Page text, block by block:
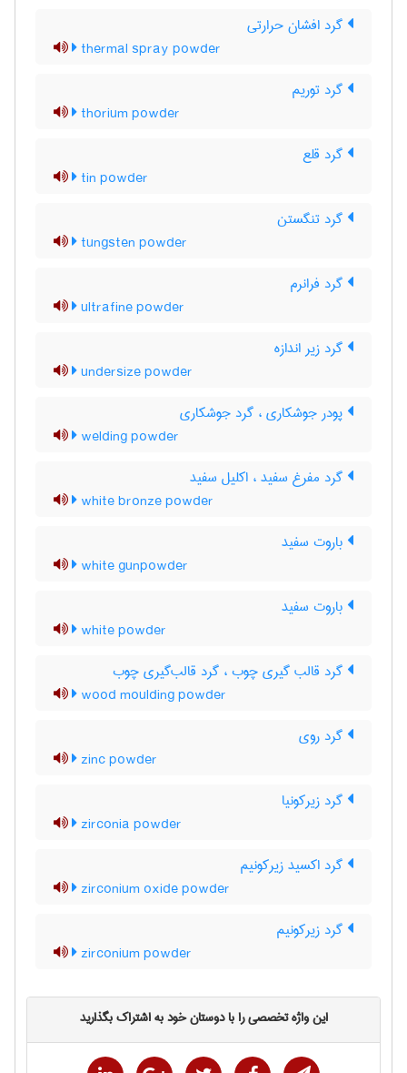
گرد افشان حرارتی
thermal spray powder
گرد توریم
thorium powder
گرد قلع
tin powder
گرد تنگستن
tungsten powder
گرد فرانرم
ultrafine powder
گرد زیر اندازه
undersize powder
پودر جوشکاری ، گرد جوشکاری
welding powder
گرد مفرغ سفید ، اکلیل سفید
white bronze powder
باروت سفید
white gunpowder
باروت سفید
white powder
گرد قالب گیری چوب ، گرد قالب‌گیری چوب
wood moulding powder
گرد روی
zinc powder
گرد زیرکونیا
zirconia powder
گرد اکسید زیرکونیم
zirconium oxide powder
گرد زیرکونیم
zirconium powder
این واژه تخصصی را با دوستان خود به اشتراک بگذارید